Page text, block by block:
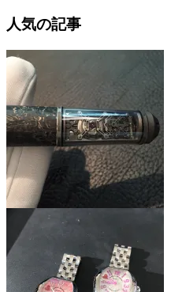
人気の記事